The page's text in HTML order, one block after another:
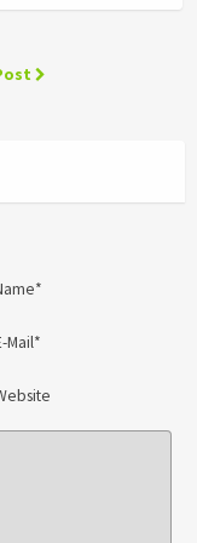
Mail*